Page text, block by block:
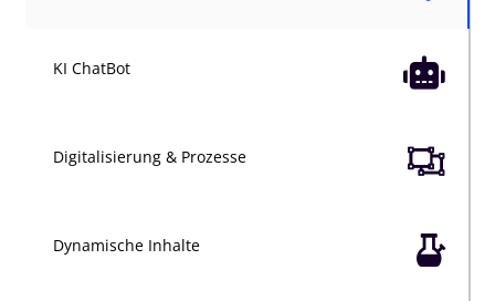

KI ChatBot

Digitalisierung & Prozesse

Dynamische Inhalte